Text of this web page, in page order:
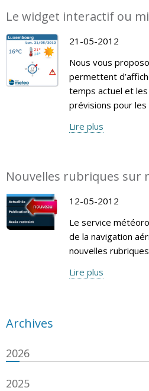
Le widget interactif ou
21-05-2012
Nous vous
permettent
temps actuel et les
prévisions pour
Lire plus
Nouvelles rubriques sur
12-05-2012
Le service
de la navigation
nouvelles
Lire plus
Archives
2026
2025